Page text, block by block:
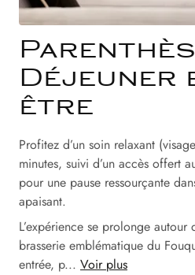
Déjeuner
être
Profitez d’un soin relaxant
minutes, suivi d’un accès offert
pour une pause ressourçante
apaisant.
L’expérience se prolonge autour
brasserie emblématique du
entrée, p... Voir plus